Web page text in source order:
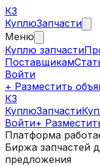
КЗ
КуплюЗапчасти
Меню
Куплю запчасти
Поставщикам
Войти
+ Разместить
КЗ
КуплюЗапчасти
Войти+
Платформа
Биржа запчастей
предложения